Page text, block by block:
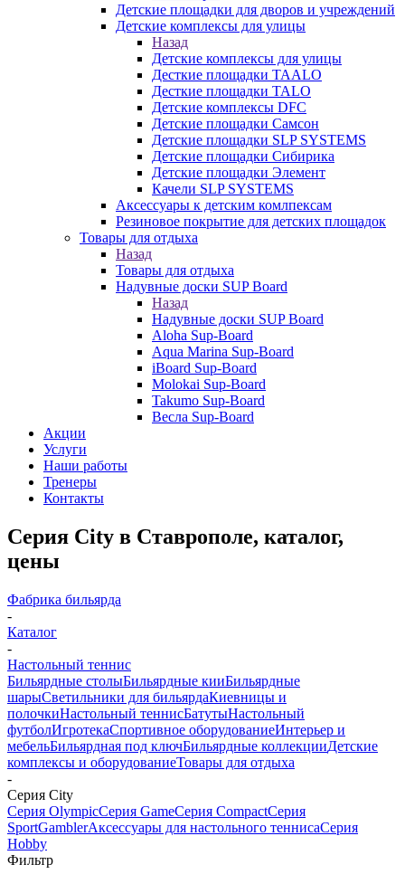
Детские площадки для дворов и учреждений
Детские комплексы для улицы
Назад
Детские комплексы для улицы
Десткие площадки TAALO
Десткие площадки TALO
Детские комплексы DFC
Детские площадки Самсон
Детские площадки SLP SYSTEMS
Детские площадки Сибирика
Детские площадки Элемент
Качели SLP SYSTEMS
Аксессуары к детским комлпексам
Резиновое покрытие для детских площадок
Товары для отдыха
Назад
Товары для отдыха
Надувные доски SUP Board
Назад
Надувные доски SUP Board
Aloha Sup-Board
Aqua Marina Sup-Board
iBoard Sup-Board
Molokai Sup-Board
Takumo Sup-Board
Весла Sup-Board
Акции
Услуги
Наши работы
Тренеры
Контакты
Серия City в Ставрополе, каталог,
цены
Фабрика бильярда
-
Каталог
-
Настольный теннис
Бильярдные столыБильярдные кииБильярдные
шарыСветильники для бильярдаКиевницы и
полочкиНастольный теннисБатутыНастольный
футболИгротекаСпортивное оборудованиеИнтерьер и
мебельБильярдная под ключБильярдные коллекцииДетские
комплексы и оборудованиеТовары для отдыха
-
Серия City
Серия OlympicСерия GameСерия CompactСерия
SportGamblerАксессуары для настольного теннисаСерия
Hobby
Фильтр